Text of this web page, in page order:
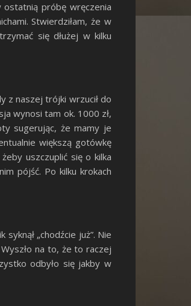
ostatnią próbę wręczenia
Stwierdziłam, że w
się dłużej w kilku
z naszej trójki wrzucił do
wynosi tam ok. 1000 zł,
sugerując, że mamy je
większą gotówkę
uszczuplić się o kilka
pójść. Po kilku krokach
„chodźcie już”. Nie
na to, że to raczej
odbyło się jakby w